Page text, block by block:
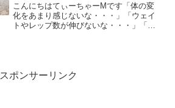
こんにちはてぃーちゃーMです「体の変
化をあまり感じないな・・・」「ウェイ
トやレップ数が伸びないな・・・」「ジ
スポンサーリンク